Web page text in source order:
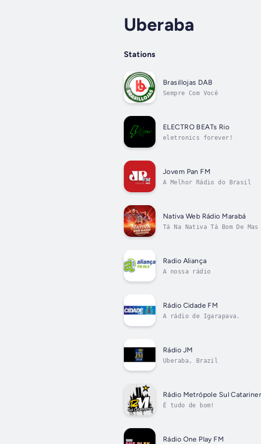
Uberaba
Stations
Brasillojas DAB
Sempre Com Você
ELECTRO BEATs Rio
eletronics forever!
Jovem Pan FM
A Melhor Rádio do Brasil
Nativa Web Rádio Marabá
Tá Na Nativa Tá Bom De Mas
Radio Aliança
A nossa rádio
Rádio Cidade FM
A rádio de Igarapava.
Rádio JM
Uberaba, Brazil
Rádio Metrópole Sul
É tudo de bom!
Rádio One Play FM